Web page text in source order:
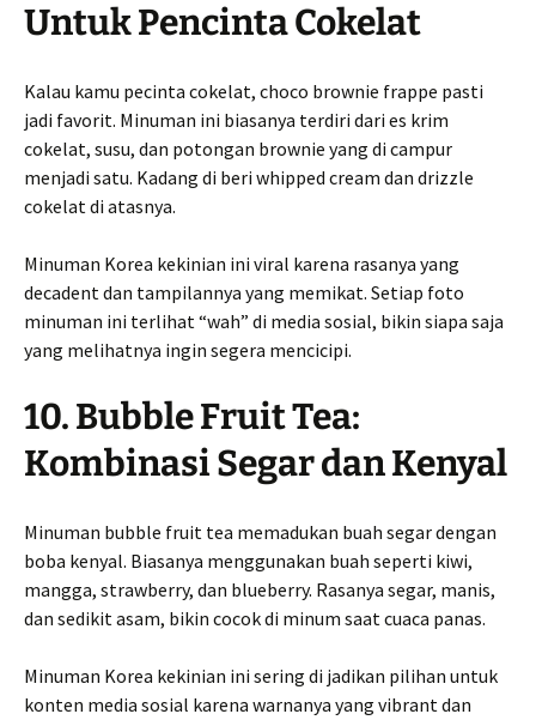
Untuk Pencinta Cokelat
Kalau kamu pecinta cokelat, choco brownie frappe pasti
jadi favorit. Minuman ini biasanya terdiri dari es krim
cokelat, susu, dan potongan brownie yang di campur
menjadi satu. Kadang di beri whipped cream dan drizzle
cokelat di atasnya.
Minuman Korea kekinian ini viral karena rasanya yang
decadent dan tampilannya yang memikat. Setiap foto
minuman ini terlihat “wah” di media sosial, bikin siapa saja
yang melihatnya ingin segera mencicipi.
10. Bubble Fruit Tea:
Kombinasi Segar dan Kenyal
Minuman bubble fruit tea memadukan buah segar dengan
boba kenyal. Biasanya menggunakan buah seperti kiwi,
mangga, strawberry, dan blueberry. Rasanya segar, manis,
dan sedikit asam, bikin cocok di minum saat cuaca panas.
Minuman Korea kekinian ini sering di jadikan pilihan untuk
konten media sosial karena warnanya yang vibrant dan